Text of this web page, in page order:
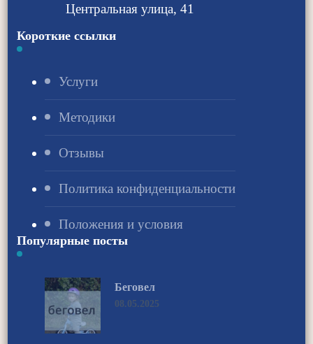
Центральная улица, 41
Короткие ссылки
Услуги
Методики
Отзывы
Политика конфиденциальности
Положения и условия
Популярные посты
Беговел
08.05.2025